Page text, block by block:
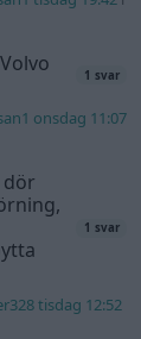
1 svar
onsdag 11:07
dör
1 svar
tisdag 12:52